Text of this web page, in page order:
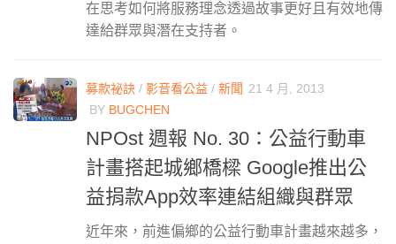
在思考如何將服務理念透過故事更好且有效地傳
達給群眾與潛在支持者。
募款祕訣 / 影音看公益 / 新聞 21 4 月, 2013
BY BUGCHEN
NPOst 週報 No. 30：公益行動車
計畫搭起城鄉橋樑 Google推出公
益捐款App效率連結組織與群眾
近年來，前進偏鄉的公益行動車計畫越來越多，